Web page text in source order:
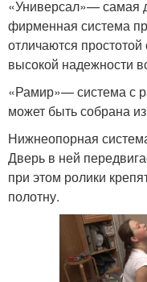
«Универсал»— самая
фирменная система
отличаются
высокой надежности
«Рамир»— система с
может быть собрана
Нижнеопорная
Дверь в ней
при этом ролики
полотну.